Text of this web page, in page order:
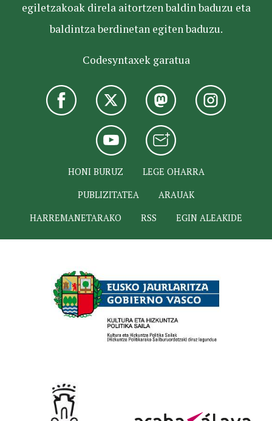
egiletzakoak direla aitortzen baldin baduzu eta
baldintza berdinetan egiten baduzu.
Codesyntaxek garatua
HONI BURUZ
LEGE OHARRA
PUBLIZITATEA
ARAUAK
HARREMANETARAKO
RSS EGIN ALEAKIDE